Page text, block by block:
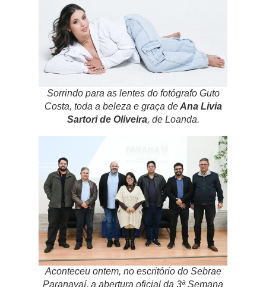
Sorrindo para as lentes do fotógrafo Guto
Costa, toda a beleza e graça deAna Livia
Sartori de Oliveira, de Loanda.
Aconteceu ontem, no escritório do Sebrae
Paranavaí, a abertura oficial da 3ª Semana